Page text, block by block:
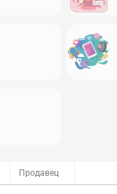
Продавец